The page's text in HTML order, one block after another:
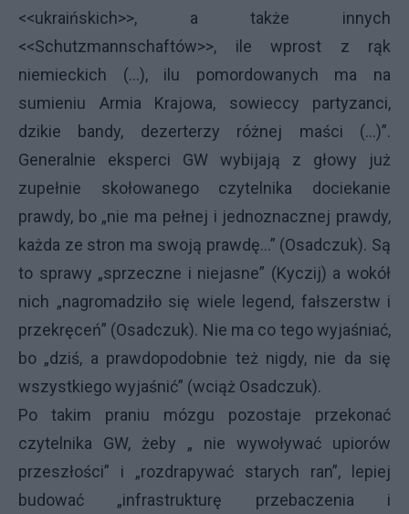
<<ukraińskich>>, a także innych
<<Schutzmannschaftów>>, ile wprost z rąk
niemieckich (...), ilu pomordowanych ma na
sumieniu Armia Krajowa, sowieccy partyzanci,
dzikie bandy, dezerterzy różnej maści (...)”.
Generalnie eksperci GW wybijają z głowy już
zupełnie skołowanego czytelnika dociekanie
prawdy, bo „nie ma pełnej i jednoznacznej prawdy,
każda ze stron ma swoją prawdę...” (Osadczuk). Są
to sprawy „sprzeczne i niejasne” (Kyczij) a wokół
nich „nagromadziło się wiele legend, fałszerstw i
przekręceń” (Osadczuk). Nie ma co tego wyjaśniać,
bo „dziś, a prawdopodobnie też nigdy, nie da się
wszystkiego wyjaśnić” (wciąż Osadczuk).
Po takim praniu mózgu pozostaje przekonać
czytelnika GW, żeby „ nie wywoływać upiorów
przeszłości” i „rozdrapywać starych ran”, lepiej
budować „infrastrukturę przebaczenia i